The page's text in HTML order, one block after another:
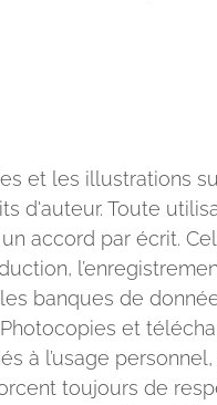
et les illustrations
d'auteur. Toute
un accord par écrit.
banques de
et
à l’usage
toujours de